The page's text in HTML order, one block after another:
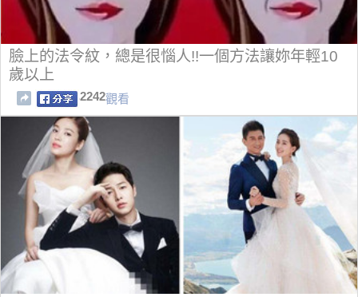
臉上的法令紋，總是很惱人!!一個方法讓妳年輕10
歲以上
2242觀看